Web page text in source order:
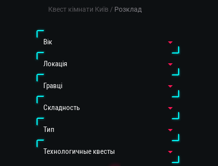
Квест кімнати Київ / Розклад
Вiк
Локація
Гравці
Cкладность
Тип
Технологичные квесты